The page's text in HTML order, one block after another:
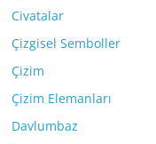
Civatalar
Çizgisel Semboller
Çizim
Çizim Elemanları
Davlumbaz